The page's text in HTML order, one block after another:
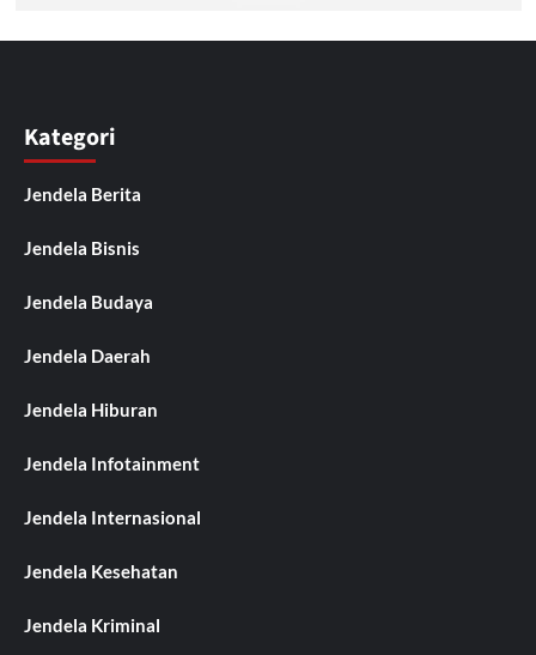
Kategori
Jendela Berita
Jendela Bisnis
Jendela Budaya
Jendela Daerah
Jendela Hiburan
Jendela Infotainment
Jendela Internasional
Jendela Kesehatan
Jendela Kriminal